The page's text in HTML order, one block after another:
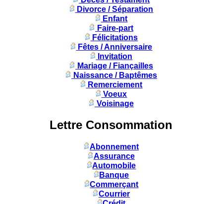
Divorce / Séparation
Enfant
Faire-part
Félicitations
Fêtes / Anniversaire
Invitation
Mariage / Fiançailles
Naissance / Baptêmes
Remerciement
Voeux
Voisinage
Lettre Consommation
Abonnement
Assurance
Automobile
Banque
Commerçant
Courrier